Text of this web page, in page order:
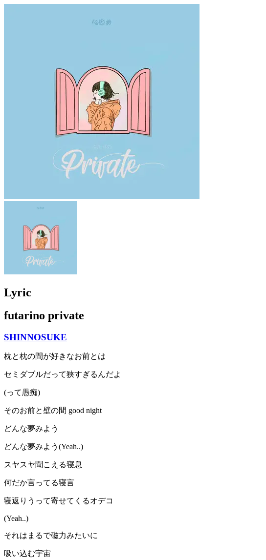
Lyric
futarino private
SHINNOSUKE
枕と枕の間が好きなお前とは
セミダブルだって狭すぎるんだよ
(って愚痴)
そのお前と壁の間 good night
どんな夢みよう
どんな夢みよう(Yeah..)
スヤスヤ聞こえる寝息
何だか言ってる寝言
寝返りうって寄せてくるオデコ
(Yeah..)
それはまるで磁力みたいに
吸い込む宇宙